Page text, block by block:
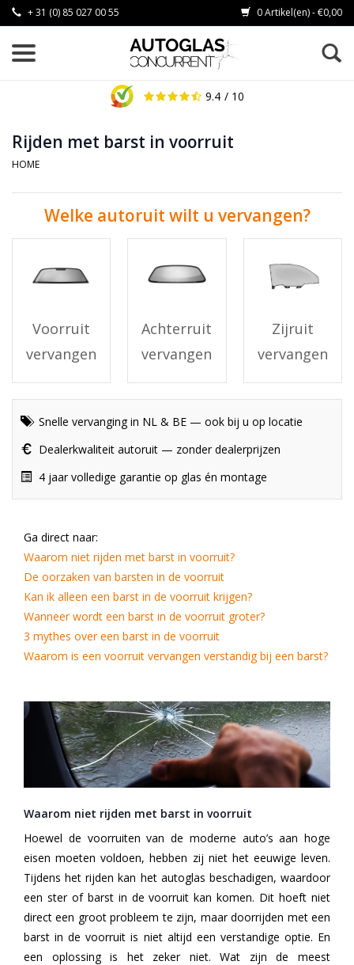
+ 31 (0) 85 027 00 55 0 Artikel(en) - €0,00
9.4 / 10
Rijden met barst in voorruit
HOME
Welke autoruit wilt u vervangen?
Voorruit
vervangen
Achterruit
vervangen
Zijruit
vervangen
Snelle vervanging in NL & BE — ook bij u op locatie
Dealerkwaliteit autoruit — zonder dealerprijzen
4 jaar volledige garantie op glas én montage
Ga direct naar:
Waarom niet rijden met barst in voorruit?
De oorzaken van barsten in de voorruit
Kan ik alleen een barst in de voorruit krijgen?
Wanneer wordt een barst in de voorruit groter?
3 mythes over een barst in de voorruit
Waarom is een voorruit vervangen verstandig bij een barst?
Waarom niet rijden met barst in voorruit
Hoewel de voorruiten van de moderne auto’s aan hoge
eisen moeten voldoen, hebben zij niet het eeuwige leven.
Tijdens het rijden kan het autoglas beschadigen, waardoor
een ster of barst in de voorruit kan komen. Dit hoeft niet
direct een groot probleem te zijn, maar doorrijden met een
barst in de voorruit is niet altijd een verstandige optie. En
een oplossing is het zeker niet. Wat zijn de meest